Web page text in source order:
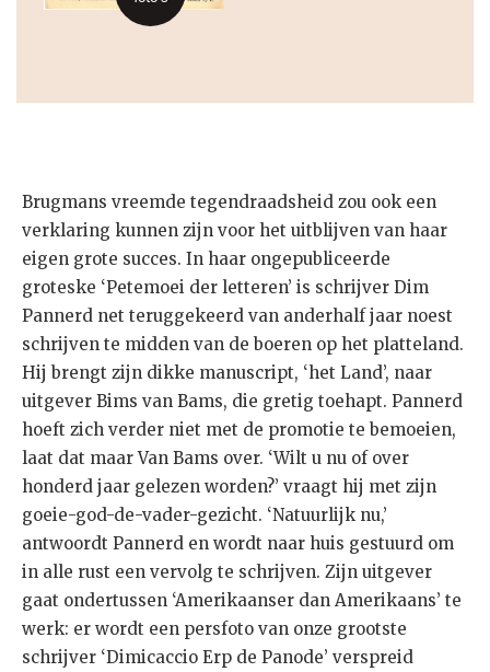
Brugmans vreemde tegendraadsheid zou ook een
verklaring kunnen zijn voor het uitblijven van haar
eigen grote succes. In haar ongepubliceerde
groteske ‘Petemoei der letteren’ is schrijver Dim
Pannerd net teruggekeerd van anderhalf jaar noest
schrijven te midden van de boeren op het platteland.
Hij brengt zijn dikke manuscript, ‘het Land’, naar
uitgever Bims van Bams, die gretig toehapt. Pannerd
hoeft zich verder niet met de promotie te bemoeien,
laat dat maar Van Bams over. ‘Wilt u nu of over
honderd jaar gelezen worden?’ vraagt hij met zijn
goeie-god-de-vader-gezicht. ‘Natuurlijk nu,’
antwoordt Pannerd en wordt naar huis gestuurd om
in alle rust een vervolg te schrijven. Zijn uitgever
gaat ondertussen ‘Amerikaanser dan Amerikaans’ te
werk: er wordt een persfoto van onze grootste
schrijver ‘Dimicaccio Erp de Panode’ verspreid